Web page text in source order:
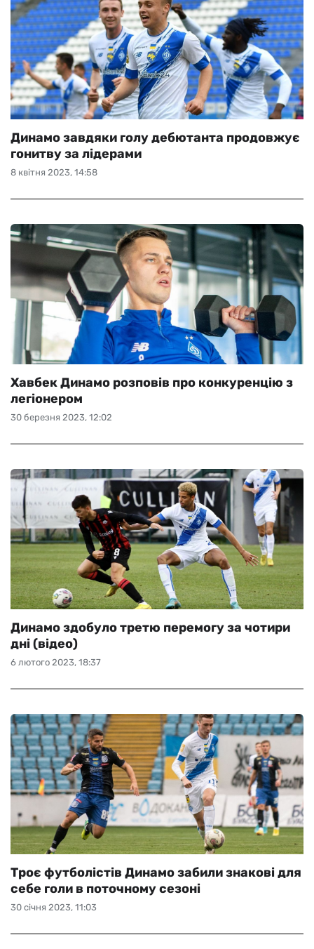
8 квітня 2023, 14:58
Динамо завдяки голу дебютанта продовжує
гонитву за лідерами
30 березня 2023, 12:02
Хавбек Динамо розповів про конкуренцію з
легіонером
6 лютого 2023, 18:37
Динамо здобуло третю перемогу за чотири
дні (відео)
30 січня 2023, 11:03
Троє футболістів Динамо забили знакові для
себе голи в поточному сезоні